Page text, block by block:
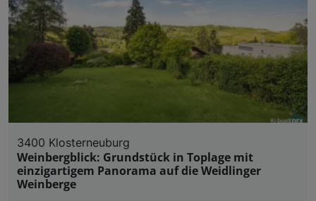
3400 Klosterneuburg
Weinbergblick: Grundstück in Toplage mit
einzigartigem Panorama auf die Weidlinger
Weinberge